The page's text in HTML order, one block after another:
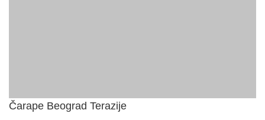
Čarape Beograd Terazije